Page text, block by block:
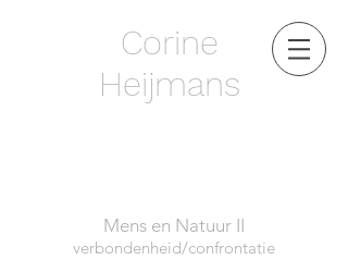
Corine
Heijmans
Mens en Natuur II
verbondenheid/confrontatie